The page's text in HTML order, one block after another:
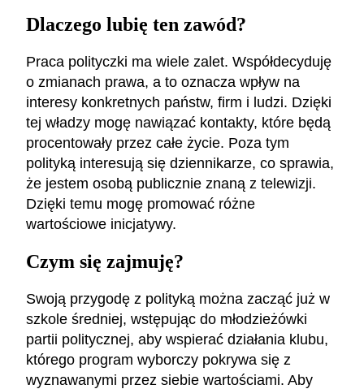
Dlaczego lubię ten zawód?
Praca polityczki ma wiele zalet. Współdecyduję
o zmianach prawa, a to oznacza wpływ na
interesy konkretnych państw, firm i ludzi. Dzięki
tej władzy mogę nawiązać kontakty, które będą
procentowały przez całe życie. Poza tym
polityką interesują się dziennikarze, co sprawia,
że jestem osobą publicznie znaną z telewizji.
Dzięki temu mogę promować różne
wartościowe inicjatywy.
Czym się zajmuję?
Swoją przygodę z polityką można zacząć już w
szkole średniej, wstępując do młodzieżówki
partii politycznej, aby wspierać działania klubu,
którego program wyborczy pokrywa się z
wyznawanymi przez siebie wartościami. Aby